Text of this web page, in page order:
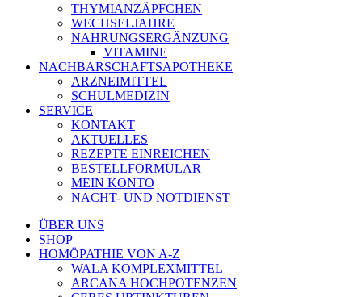
THYMIANZÄPFCHEN
WECHSELJAHRE
NAHRUNGSERGÄNZUNG
VITAMINE
NACHBARSCHAFTSAPOTHEKE
ARZNEIMITTEL
SCHULMEDIZIN
SERVICE
KONTAKT
AKTUELLES
REZEPTE EINREICHEN
BESTELLFORMULAR
MEIN KONTO
NACHT- UND NOTDIENST
ÜBER UNS
SHOP
HOMÖPATHIE VON A-Z
WALA KOMPLEXMITTEL
ARCANA HOCHPOTENZEN